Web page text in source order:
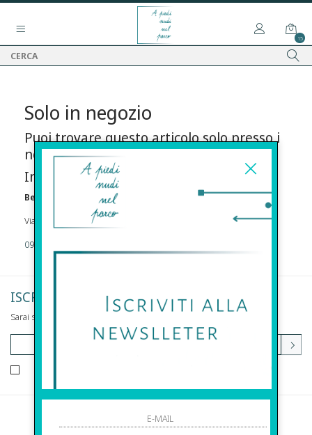
15
Solo in negozio
Puoi trovare questo articolo solo presso i
nostri punti vendita:
Info contatti
Before s.r.l.s.
Via Della Maestranza , 23 96100 Siracusa
09311962373
ISCRIVITI ALLA NEWSLETTER
Sarai sempre aggiornato su offerte e promozioni.
Before S.r.l.s.